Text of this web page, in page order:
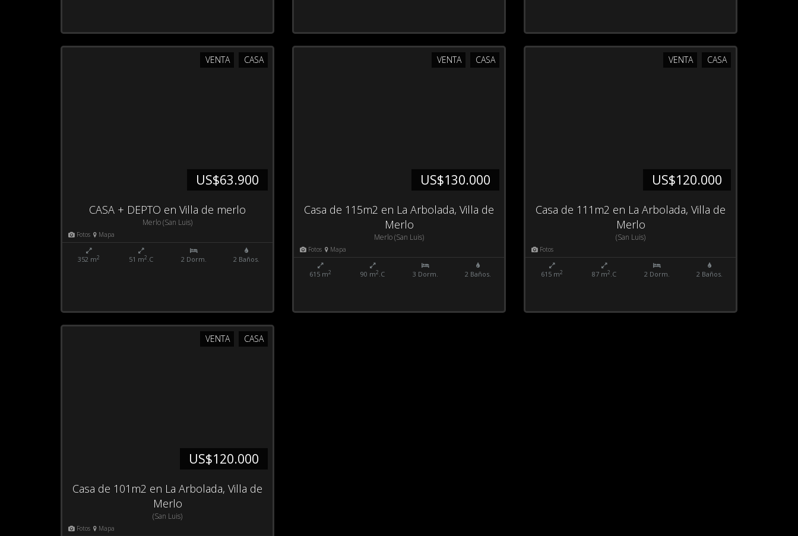
CASA
VENTA
US$63.900
CASA + DEPTO en Villa de merlo
Merlo (San Luis)
Fotos Mapa
352 m2 51 m2.C 2 Dorm. 2 Baños.
CASA
VENTA
US$130.000
Casa de 115m2 en La Arbolada, Villa de
Merlo
Merlo (San Luis)
Fotos Mapa
615 m2 90 m2.C 3 Dorm. 2 Baños.
CASA
VENTA
US$120.000
Casa de 111m2 en La Arbolada, Villa de
Merlo
(San Luis)
Fotos
615 m2 87 m2.C 2 Dorm. 2 Baños.
CASA
VENTA
US$120.000
Casa de 101m2 en La Arbolada, Villa de
Merlo
(San Luis)
Fotos Mapa